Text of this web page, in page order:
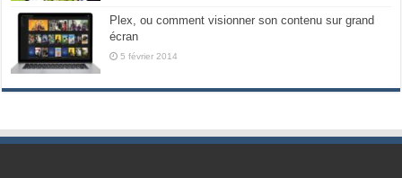
Plex, ou comment visionner son contenu sur grand
écran
5 février 2014